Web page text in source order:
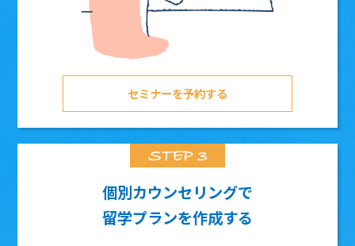
セミナーを予約する
個別カウンセリングで
留学プランを作成する